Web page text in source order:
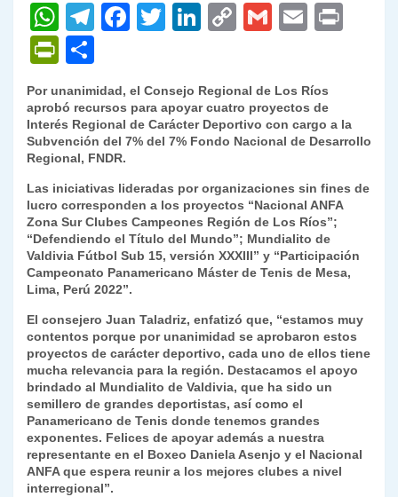
W
h
at
s
A
p
p
T
gr
a
m
F
e
b
o
k
T
er
Li
e
dI
C
y
Li
k
G
l
E
l
P
nt
Fr
ie
n
dl
y
o
m
p
ar
tir
Por unanimidad, el Consejo Regional de Los Ríos
aprobó recursos para apoyar cuatro proyectos de
Interés Regional de Carácter Deportivo con cargo a la
Subvención del 7% del 7% Fondo Nacional de Desarrollo
Regional, FNDR.
Las iniciativas lideradas por organizaciones sin fines de
lucro corresponden a los proyectos “Nacional ANFA
Zona Sur Clubes Campeones Región de Los Ríos”;
“Defendiendo el Título del Mundo”; Mundialito de
Valdivia Fútbol Sub 15, versión XXXIII” y “Participación
Campeonato Panamericano Máster de Tenis de Mesa,
Lima, Perú 2022”.
El consejero Juan Taladriz, enfatizó que, “estamos muy
contentos porque por unanimidad se aprobaron estos
proyectos de carácter deportivo, cada uno de ellos tiene
mucha relevancia para la región. Destacamos el apoyo
brindado al Mundialito de Valdivia, que ha sido un
semillero de grandes deportistas, así como el
Panamericano de Tenis donde tenemos grandes
exponentes. Felices de apoyar además a nuestra
representante en el Boxeo Daniela Asenjo y el Nacional
ANFA que espera reunir a los mejores clubes a nivel
interregional”.